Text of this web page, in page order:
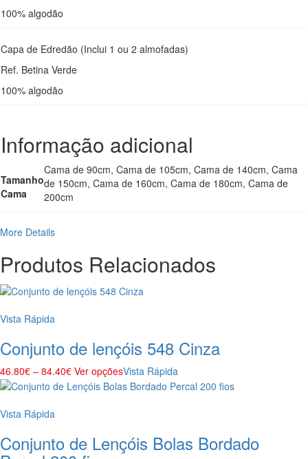
100% algodão
Capa de Edredão (Inclui 1 ou 2 almofadas)
Ref. Betina Verde
100% algodão
Informação adicional
Tamanho
Cama
Cama de 90cm, Cama de 105cm, Cama de 140cm, Cama
de 150cm, Cama de 160cm, Cama de 180cm, Cama de
200cm
More Details
Produtos Relacionados
Vista Rápida
Conjunto de lençóis 548 Cinza
46.80€ – 84.40€ Ver opçõesVista Rápida
Vista Rápida
Conjunto de Lençóis Bolas Bordado